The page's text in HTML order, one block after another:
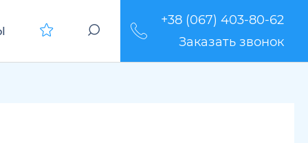
+38 (067) 403-80-62
Заказать звонок